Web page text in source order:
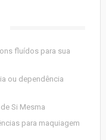
fluídos para sua
ou dependência
Si Mesma
para maquiagem